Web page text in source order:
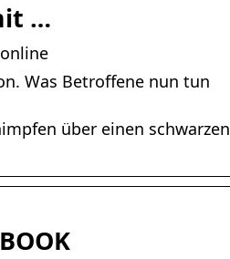
…
Was Betroffene nun tun
über einen schwarzen